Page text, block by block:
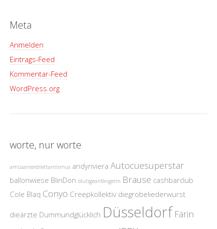
Meta
Anmelden
Eintrags-Feed
Kommentar-Feed
WordPress.org
worte, nur worte
amüsanterdilettantismus andyriviera Autocuesuperstar
ballonwiese BlinDon blutigeanfängerin Brause cashbarclub
Cole Blaq Conyo Creepkollektiv diegrobeliederwurst
dieärzte Dummundglücklich Düsseldorf Farin